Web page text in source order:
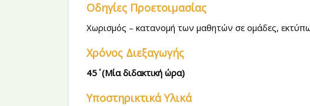
Οδηγίες Προετοιμασίας
Χωρισμός – κατανομή των μαθητών σε ομάδες,
Χρόνος Διεξαγωγής
45΄ (Μία διδακτική ώρα)
Υποστηρικτικά Υλικά